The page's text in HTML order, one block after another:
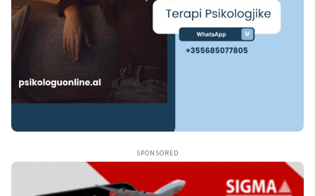
SPONSORED